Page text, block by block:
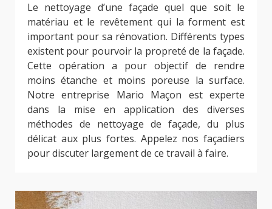
Le nettoyage d’une façade quel que soit le
matériau et le revêtement qui la forment est
important pour sa rénovation. Différents types
existent pour pourvoir la propreté de la façade.
Cette opération a pour objectif de rendre
moins étanche et moins poreuse la surface.
Notre entreprise Mario Maçon est experte
dans la mise en application des diverses
méthodes de nettoyage de façade, du plus
délicat aux plus fortes. Appelez nos façadiers
pour discuter largement de ce travail à faire.